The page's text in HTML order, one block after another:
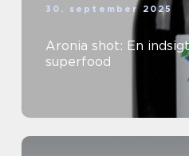
30. september 2025
Aronia shot: En
superfood